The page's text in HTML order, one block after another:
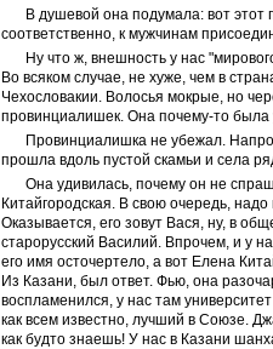
В душевой она подумала: вот
соответственно, к мужчинам
Ну что ж, внешность у нас
Во всяком случае, не хуже, чем в
Чехословакии. Волосья мокрые, но
провинциалишек. Она почему-то была
Провинциалишка не убежал.
прошла вдоль пустой скамьи и села
Она удивилась, почему он не
Китайгородская. В свою очередь,
Оказывается, его зовут Вася, ну, в
старорусский Василий. Впрочем, и у
его имя осточертело, а вот Елена
Из Казани, был ответ. Фью, она
воспламенился, у нас там
как всем известно, лучший в Союзе.
как будто знаешь! У нас в Казани